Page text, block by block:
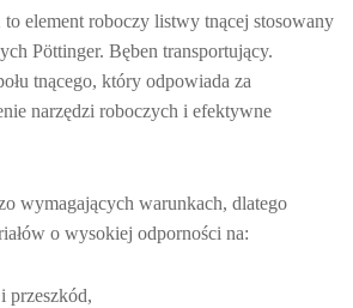
to element roboczy listwy tnącej stosowany
Pöttinger. Bęben transportujący.
tnącego, który odpowiada za
narzędzi roboczych i efektywne
wymagających warunkach, dlatego
o wysokiej odporności na:
przeszkód,